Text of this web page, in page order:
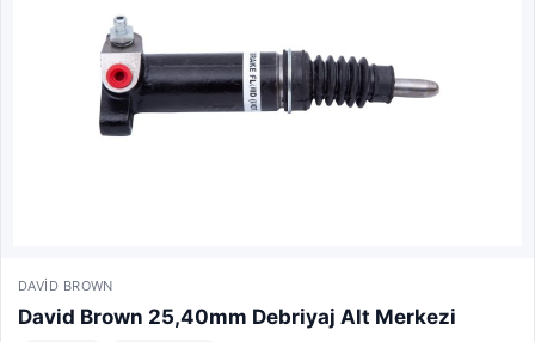
DAVID BROWN
David Brown 25,40mm Debriyaj Alt Merkezi